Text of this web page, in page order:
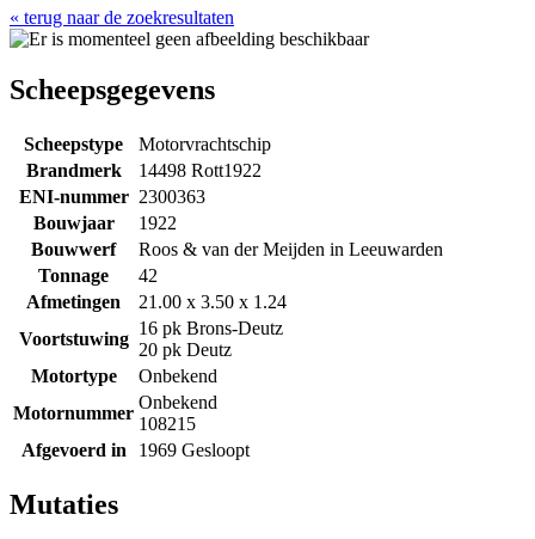
« terug naar de zoekresultaten
Scheepsgegevens
Scheepstype
Motorvrachtschip
Brandmerk
14498 Rott1922
ENI-nummer 2300363
Bouwjaar
1922
Bouwwerf
Roos & van der Meijden in Leeuwarden
Tonnage
42
Afmetingen
21.00 x 3.50 x 1.24
Voortstuwing
16 pk Brons-Deutz
20 pk Deutz
Motortype
Onbekend
Motornummer
Onbekend
108215
Afgevoerd in
1969 Gesloopt
Mutaties